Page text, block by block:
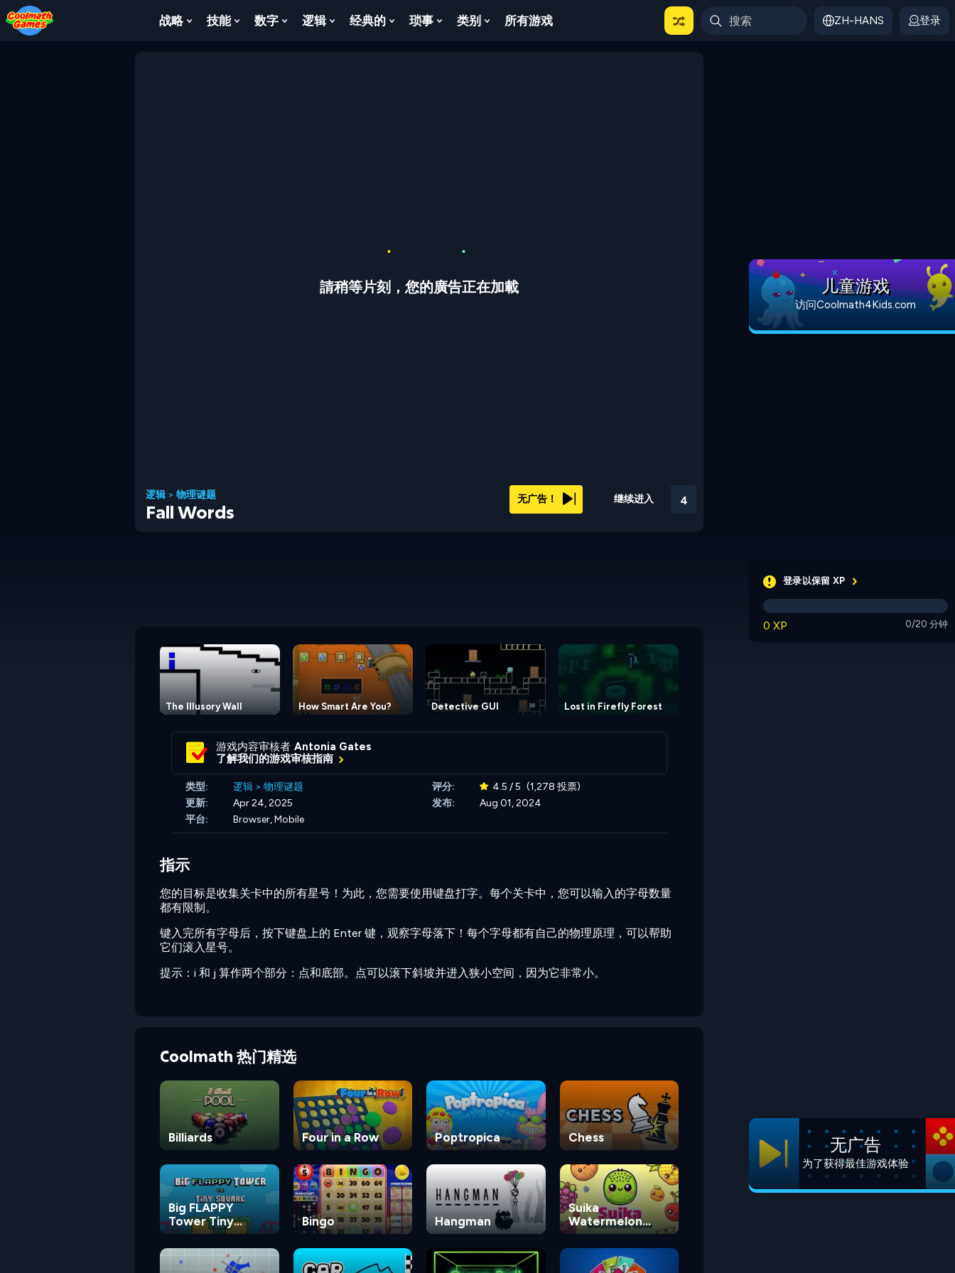
Skip
to
Top
Skip
to
Navigation
Skip
to
Main
Skip
to
Footer
战略 Show
技能 Show
数字 Show
逻辑 Show经典的 Show
琐事 Show
类别
Show所有游戏 ZH-HANS 登录
請稍等片刻，您的廣告正在加載
继续进入 3
无广告！
逻辑 > 物理谜题
Fall Words
The Illusory Wall How Smart Are You? Detective GUI Lost in Firefly Forest
游戏内容审核者 Antonia Gates
了解我们的游戏审核指南
类型: 逻辑 > 物理谜题 评分: 4.5 / 5 (1,278 投票)
更新:
Apr 24, 2025 发布:
Aug 01, 2024
平台:
Browser, Mobile
指示
您的目标是收集关卡中的所有星号！为此，您需要使用键盘打字。每个关卡中，您可以输入的字母数量
都有限制。
键入完所有字母后，按下键盘上的 Enter 键，观察字母落下！每个字母都有自己的物理原理，可以帮助
它们滚入星号。
提示：i 和 j 算作两个部分：点和底部。点可以滚下斜坡并进入狭小空间，因为它非常小。
Coolmath 热门精选
Billiards Four in a Row Poptropica Chess
Big FLAPPY
Tower Tiny
Square
Bingo Hangman
Suika
Watermelon
Game
儿童游戏
访问Coolmath4Kids.com
登录以保留 XP
0 XP 0/20 分钟
无广告
为了获得最佳游戏体验